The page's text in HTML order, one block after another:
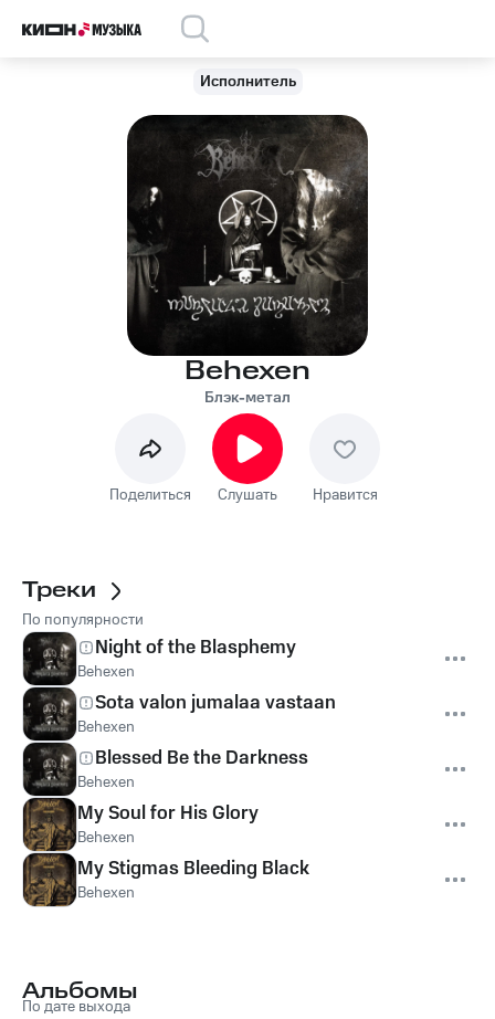
Исполнитель
Behexen
Блэк-метал
Поделиться Слушать Нравится
Треки
По популярности
Night of the Blasphemy
Behexen
Sota valon jumalaa vastaan
Behexen
Blessed Be the Darkness
Behexen
My Soul for His Glory
Behexen
My Stigmas Bleeding Black
Behexen
Альбомы
По дате выхода